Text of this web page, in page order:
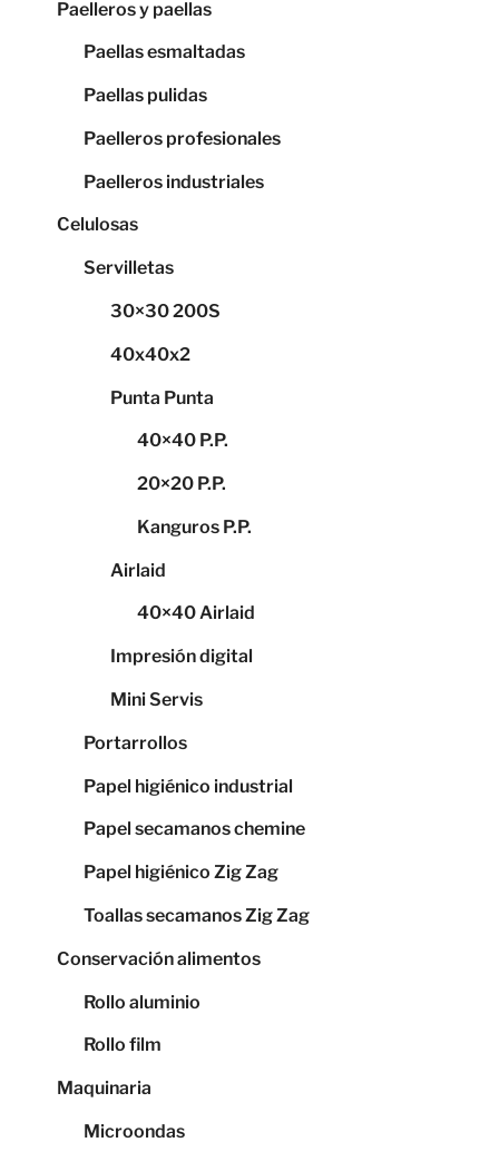
Paelleros y paellas
Paellas esmaltadas
Paellas pulidas
Paelleros profesionales
Paelleros industriales
Celulosas
Servilletas
30×30 200S
40x40x2
Punta Punta
40×40 P.P.
20×20 P.P.
Kanguros P.P.
Airlaid
40×40 Airlaid
Impresión digital
Mini Servis
Portarrollos
Papel higiénico industrial
Papel secamanos chemine
Papel higiénico Zig Zag
Toallas secamanos Zig Zag
Conservación alimentos
Rollo aluminio
Rollo film
Maquinaria
Microondas